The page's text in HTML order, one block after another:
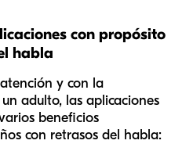
con propósito
habla
y con la
adulto, las aplicaciones
beneficios
con retrasos del habla: